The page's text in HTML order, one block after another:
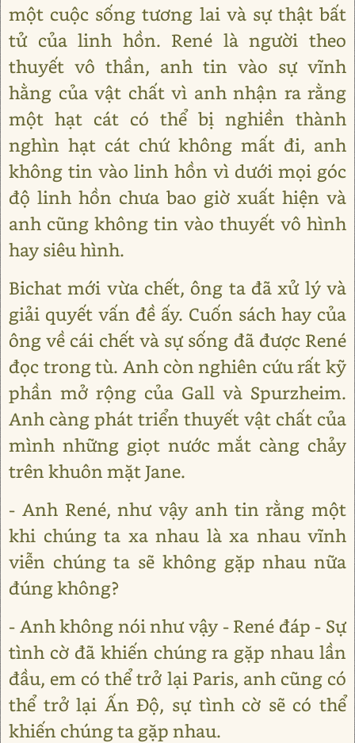
một cuộc sống tương lai và sự thật bất
tử của linh hồn. René là người theo
thuyết vô thần, anh tin vào sự vĩnh
hằng của vật chất vì anh nhận ra rằng
một hạt cát có thể bị nghiền thành
nghìn hạt cát chứ không mất đi, anh
không tin vào linh hồn vì dưới mọi góc
độ linh hồn chưa bao giờ xuất hiện và
anh cũng không tin vào thuyết vô hình
hay siêu hình.
Bichat mới vừa chết, ông ta đã xử lý và
giải quyết vấn đề ấy. Cuốn sách hay của
ông về cái chết và sự sống đã được René
đọc trong tù. Anh còn nghiên cứu rất kỹ
phần mở rộng của Gall và Spurzheim.
Anh càng phát triển thuyết vật chất của
mình những giọt nước mắt càng chảy
trên khuôn mặt Jane.
- Anh René, như vậy anh tin rằng một
khi chúng ta xa nhau là xa nhau vĩnh
viễn chúng ta sẽ không gặp nhau nữa
đúng không?
- Anh không nói như vậy - René đáp - Sự
tình cờ đã khiến chúng ra gặp nhau lần
đầu, em có thể trở lại Paris, anh cũng có
thể trở lại Ấn Độ, sự tình cờ sẽ có thể
khiến chúng ta gặp nhau.